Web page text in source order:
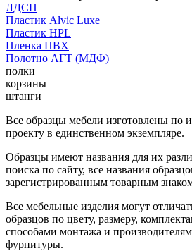
ЛДСП
Пластик Alvic Luxe
Пластик HPL
Пленка ПВХ
Полотно АГТ (МДФ)
полки
корзины
штанги
Все образцы мебели изготовлены по
проекту в единственном экземпляре.
Образцы имеют названия для их
поиска по сайту, все названия
зарегистрированным товарным
Все мебельные изделия могут
образцов по цвету, размеру,
способами монтажа и
фурнитуры.